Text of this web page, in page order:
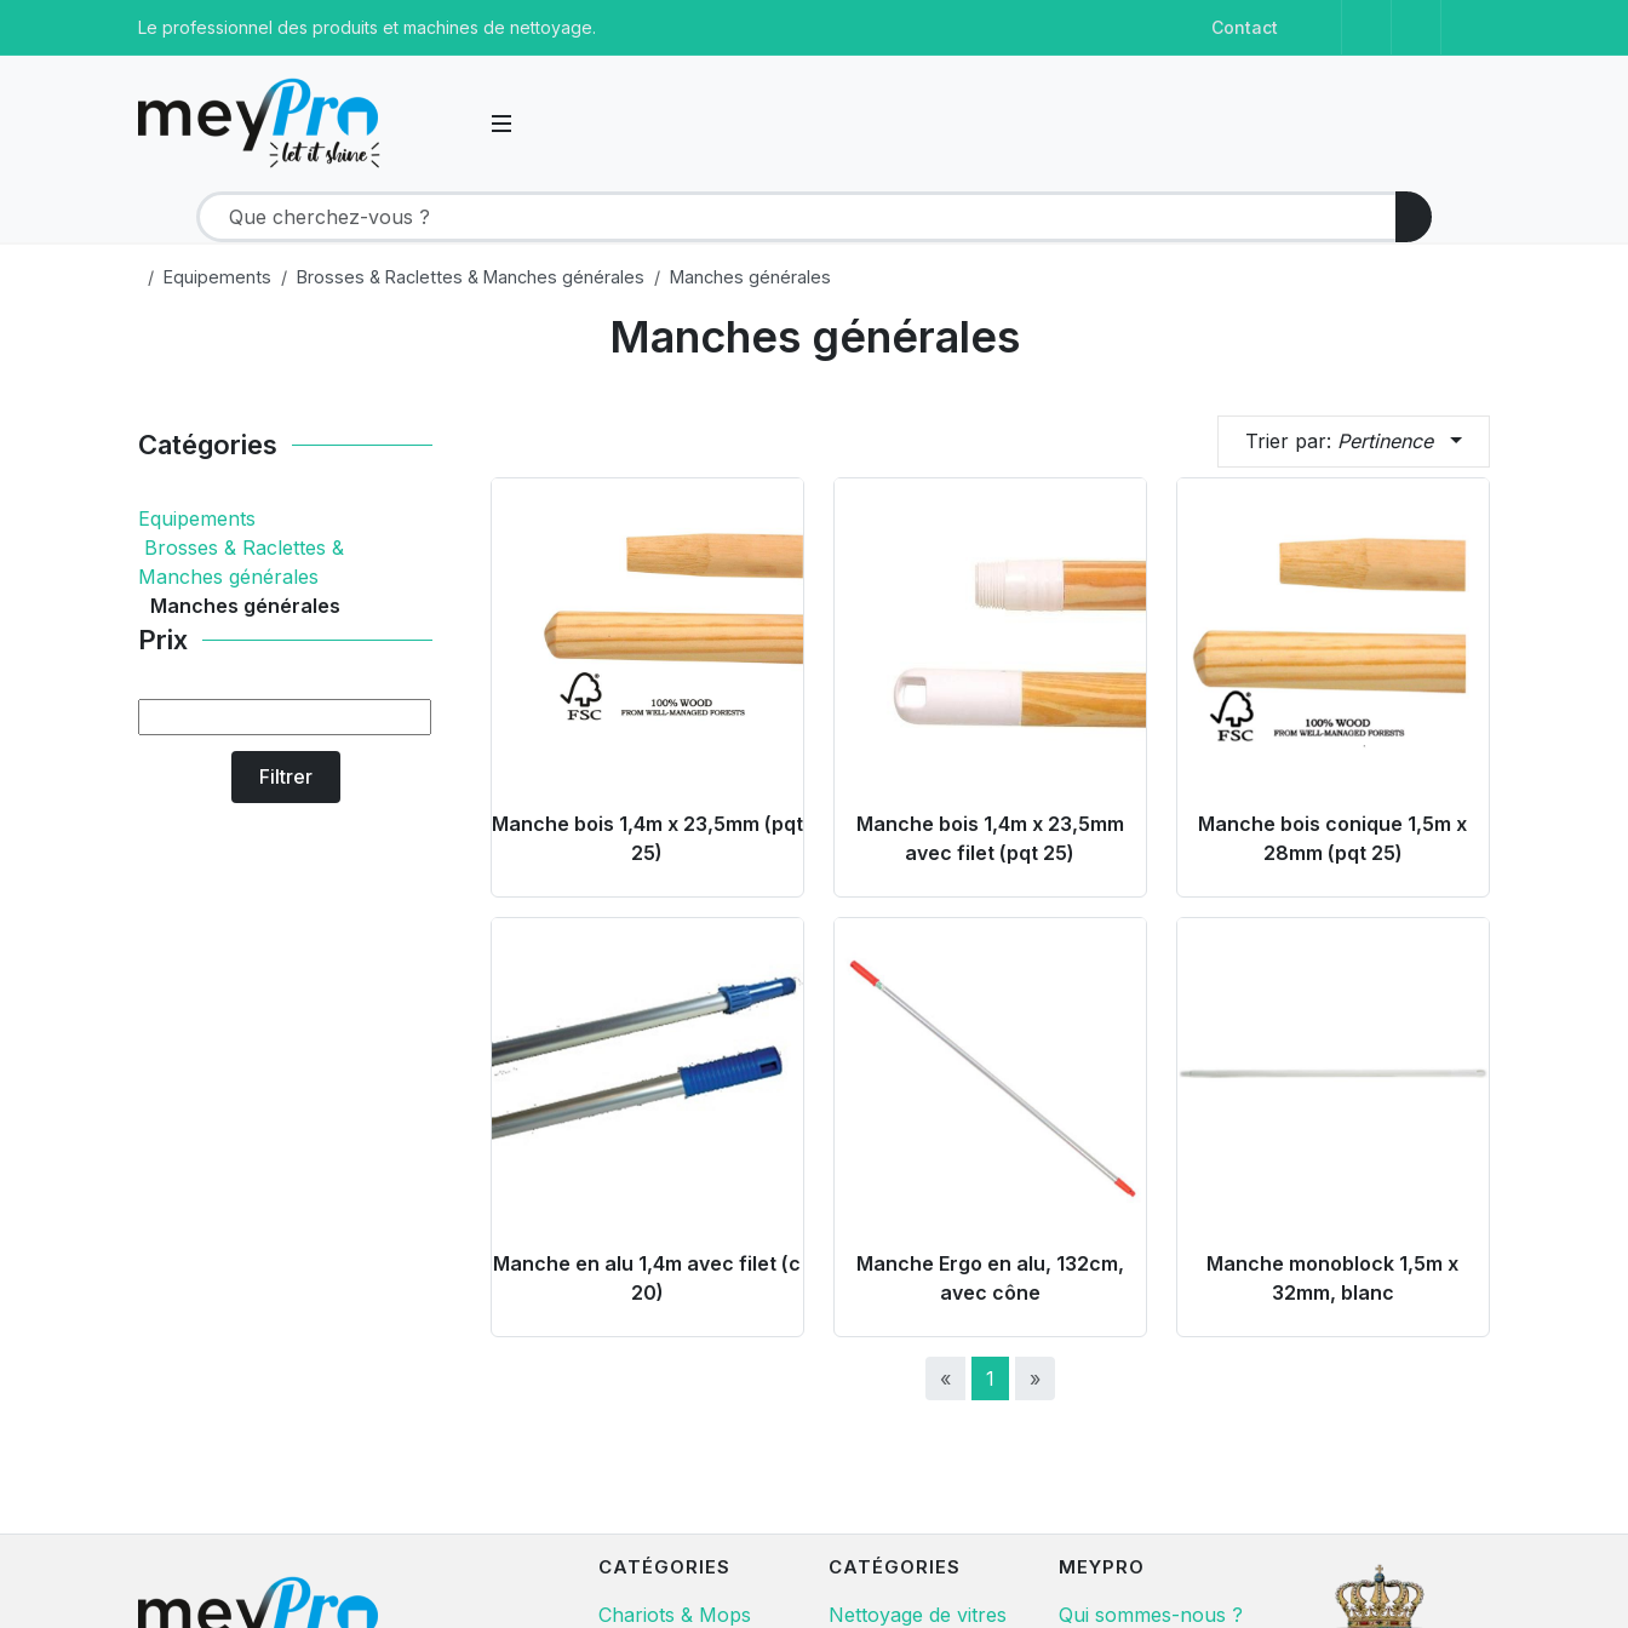
Le professionnel des produits et machines de nettoyage. Contact
Equipements Brosses & Raclettes & Manches générales Manches générales
Manches générales
Trier par: Pertinence
Manche bois 1,4m x 23,5mm (pqt
25)
Manche bois 1,4m x 23,5mm
avec filet (pqt 25)
Manche bois conique 1,5m x
28mm (pqt 25)
Manche en alu 1,4m avec filet (c
20)
Manche Ergo en alu, 132cm,
avec cône
Manche monoblock 1,5m x
32mm, blanc
« 1 »
Catégories
Equipements
Brosses & Raclettes &
Manches générales
Manches générales
Prix
Filtrer
CATÉGORIES
Chariots & Mops
CATÉGORIES
Nettoyage de vitres
MEYPRO
Qui sommes-nous ?